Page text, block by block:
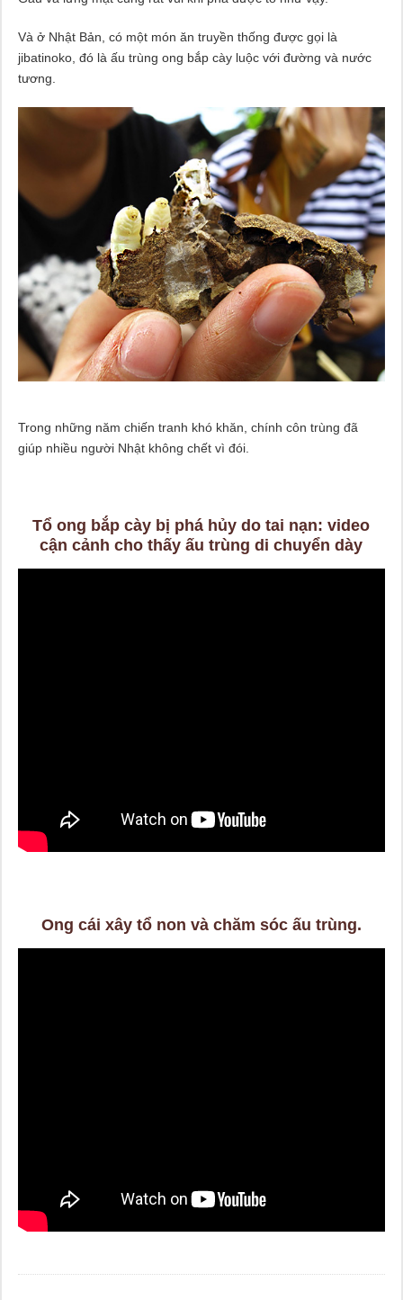
Và ở Nhật Bản, có một món ăn truyền thống được gọi là
jibatinoko, đó là ấu trùng ong bắp cày luộc với đường và nước
tương.
Trong những năm chiến tranh khó khăn, chính côn trùng đã
giúp nhiều người Nhật không chết vì đói.
Tổ ong bắp cày bị phá hủy do tai nạn: video
cận cảnh cho thấy ấu trùng di chuyển dày
Ong cái xây tổ non và chăm sóc ấu trùng.